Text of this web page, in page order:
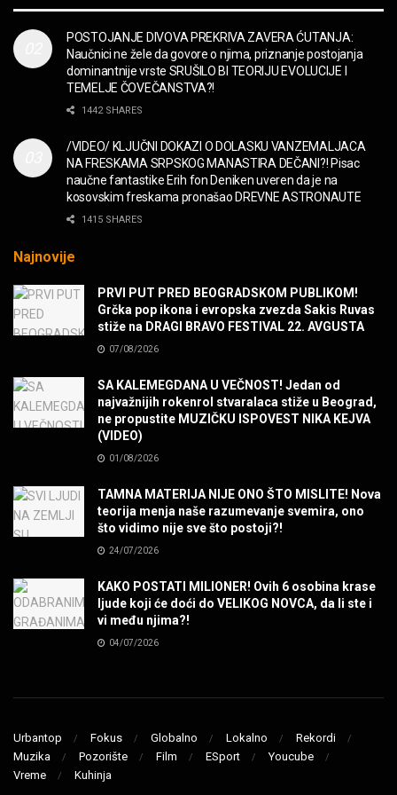
“Missin’ Yo’ Kissin'” BILLY ZZ TOP
MUZIKA
FILM
MUZIKA
POVRATAK Iron Maiden The Writing On The Wall
SENIDAHHH!
MUZIKA
Miss You! Charlie Watts
MUZIKA
MUZIKA
MAD MAD DRUMMER!
MUZIKA
POSTOJANJE DIVOVA PREKRIVA ZAVERA ĆUTANJA:
Naučnici ne žele da govore o njima, priznanje postojanja
dominantnije vrste SRUŠILO BI TEORIJU EVOLUCIJE I
TEMELJE ČOVEČANSTVA?!
1442 SHARES
/VIDEO/ KLJUČNI DOKAZI O DOLASKU VANZEMALJACA
NA FRESKAMA SRPSKOG MANASTIRA DEČANI?! Pisac
naučne fantastike Erih fon Deniken uveren da je na
kosovskim freskama pronašao DREVNE ASTRONAUTE
1415 SHARES
Najnovije
PRVI PUT PRED BEOGRADSKOM PUBLIKOM!
Grčka pop ikona i evropska zvezda Sakis Ruvas
stiže na DRAGI BRAVO FESTIVAL 22. AVGUSTA
07/08/2026
SA KALEMEGDANA U VEČNOST! Jedan od
najvažnijih rokenrol stvaralaca stiže u Beograd,
ne propustite MUZIČKU ISPOVEST NIKA KEJVA
(VIDEO)
01/08/2026
TAMNA MATERIJA NIJE ONO ŠTO MISLITE! Nova
teorija menja naše razumevanje svemira, ono
što vidimo nije sve što postoji?!
24/07/2026
KAKO POSTATI MILIONER! Ovih 6 osobina krase
ljude koji će doći do VELIKOG NOVCA, da li ste i
vi među njima?!
04/07/2026
Urbantop Fokus Globalno Lokalno
Rekordi
Muzika
Pozorište Film ESport
Youcube
Vreme
Kuhinja